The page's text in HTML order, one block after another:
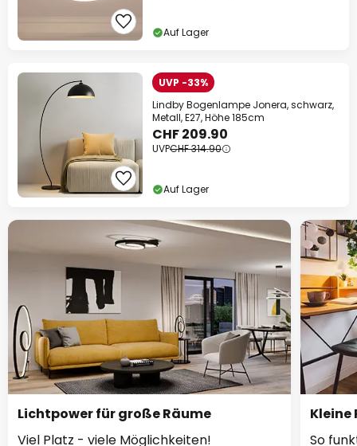
Auf Lager
UVP -33%
Lindby Bogenlampe Jonera, schwarz,
Metall, E27, Höhe 185cm
CHF 209.90
UVPCHF 314.90
Auf Lager
Lichtpower für große Räume
Viel Platz - viele Möglichkeiten!
Kleine
So